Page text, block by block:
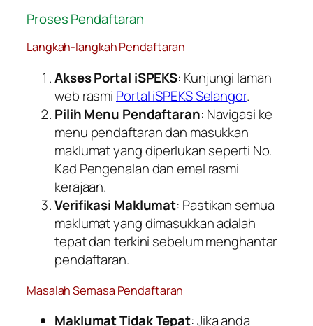
Proses Pendaftaran
Langkah-langkah Pendaftaran
Akses Portal iSPEKS: Kunjungi laman
web rasmi Portal iSPEKS Selangor.
Pilih Menu Pendaftaran: Navigasi ke
menu pendaftaran dan masukkan
maklumat yang diperlukan seperti No.
Kad Pengenalan dan emel rasmi
kerajaan.
Verifikasi Maklumat: Pastikan semua
maklumat yang dimasukkan adalah
tepat dan terkini sebelum menghantar
pendaftaran.
Masalah Semasa Pendaftaran
Maklumat Tidak Tepat: Jika anda